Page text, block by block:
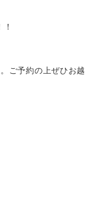
ご予約の上ぜひお越